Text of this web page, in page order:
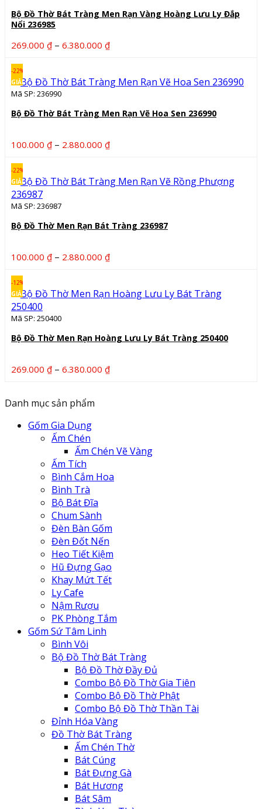
Bộ Đồ Thờ Bát Tràng Men Rạn Vàng Hoàng Lưu Ly Đắp
Nổi 236985
269.000 ₫ – 6.380.000 ₫Khoảng
269.000 ₫
6.380.000 ₫
-22%
GIẢM
Mã SP: 236990
Bộ Đồ Thờ Bát Tràng Men Rạn Vẽ Hoa Sen 236990
100.000 ₫ – 2.880.000 ₫Khoảng
100.000 ₫
-22%
GIẢM
Mã SP: 236987
Bộ Đồ Thờ Men Rạn Bát Tràng 236987
100.000 ₫ – 2.880.000 ₫Khoảng
100.000 ₫
-12%
GIẢM
Mã SP: 250400
Bộ Đồ Thờ Men Rạn Hoàng Lưu Ly Bát Tràng 250400
269.000 ₫ – 6.380.000 ₫Khoảng
Danh mục sản phẩm
Gốm Gia Dụng
Ấm Chén
Ấm Chén Vẽ Vàng
Ấm Tích
Bình Cắm Hoa
Bình Trà
Bộ Bát Đĩa
Chum Sành
Đèn Bàn Gốm
Đèn Đốt Nến
Heo Tiết Kiệm
Hũ Đựng Gạo
Khay Mứt Tết
Ly Cafe
Nậm Rượu
PK Phòng Tắm
Gốm Sứ Tâm Linh
Bình Vôi
Bộ Đồ Thờ Bát Tràng
Bộ Đồ Thờ Đầy Đủ
Combo Bộ Đồ Thờ Gia Tiên
Combo Bộ Đồ Thờ Phật
Combo Bộ Đồ Thờ Thần Tài
Đỉnh Hóa Vàng
Đồ Thờ Bát Tràng
Ấm Chén Thờ
Bát Cúng
Bát Đựng Gà
Bát Hương
Bát Sâm